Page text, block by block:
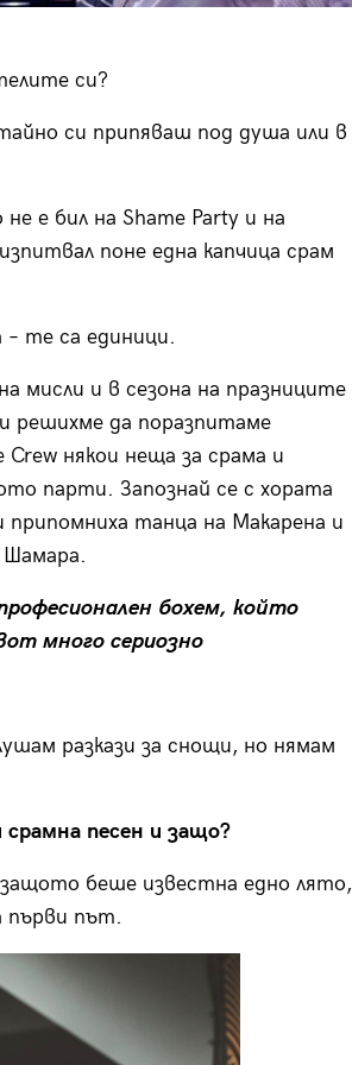
си?
си припяваш под душа или в
е бил на Shame Party и на
поне една капчица срам
те са единици.
мисли и в сезона на празниците
решихме да поразпитаме
Crew някои неща за срама и
парти. Запознай се с хората
припомниха танца на Макарена и
бохем, който
много сериозно
разкази за снощи, но нямам
песен и защо?
защото беше известна едно лято,
първи път.